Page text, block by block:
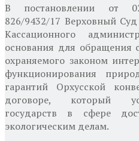
В постановлении от
826/9432/17 Верховный Суд
Кассационного
основания для
охраняемого законом
функционирования
гарантий Орхусской
договоре, который
государств в сфере
экологическим делам.